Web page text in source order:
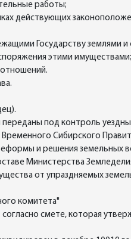
работы;
действующих
Государству землями и
этими имуществами;
под контроль
Сибирского
и решения земельных
Министерства
от упраздняемых
комитета"
смете, которая